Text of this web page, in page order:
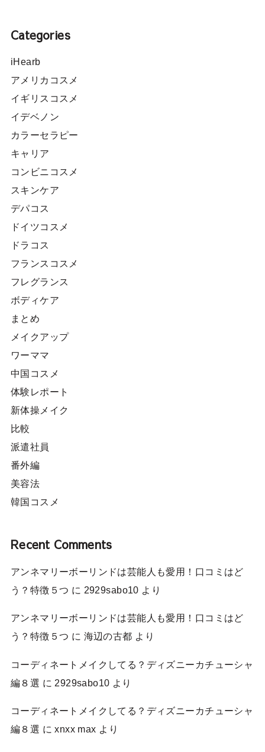
Categories
iHearb
アメリカコスメ
イギリスコスメ
イデベノン
カラーセラピー
キャリア
コンビニコスメ
スキンケア
デパコス
ドイツコスメ
ドラコス
フランスコスメ
フレグランス
ボディケア
まとめ
メイクアップ
ワーママ
中国コスメ
体験レポート
新体操メイク
比較
派遣社員
番外編
美容法
韓国コスメ
Recent Comments
アンネマリーボーリンドは芸能人も愛用！口コミはど
う？特徴５つ に 2929sabo10 より
アンネマリーボーリンドは芸能人も愛用！口コミはど
う？特徴５つ に 海辺の古都 より
コーディネートメイクしてる？ディズニーカチューシャ
編８選 に 2929sabo10 より
コーディネートメイクしてる？ディズニーカチューシャ
編８選 にxnxx max より